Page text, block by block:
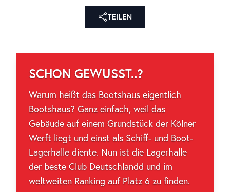
TEILEN
SCHON GEWUSST..?
Warum heißt das Bootshaus eigentlich
Bootshaus? Ganz einfach, weil das
Gebäude auf einem Grundstück der Kölner
Werft liegt und einst als Schiff- und Boot-
Lagerhalle diente. Nun ist die Lagerhalle
der beste Club Deutschlandd und im
weltweiten Ranking auf Platz 6 zu finden.